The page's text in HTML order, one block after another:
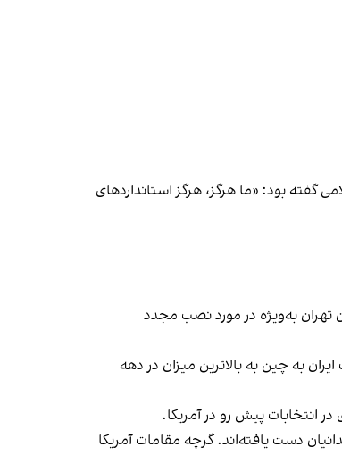
گفته بود: «ما هرگز، هرگز استانداردهای
تهران به‌ویژه در مورد نصب مجدد
به چین به بالاترین میزان در دهه
انتخابات پیش رو در آمریکا.
دست یافته‌اند. گرچه مقامات آمریکا